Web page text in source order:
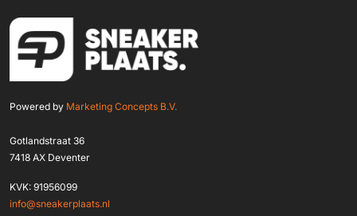
Powered by Marketing Concepts B.V.
Gotlandstraat 36
7418 AX Deventer
KVK: 91956099
info@sneakerplaats.nl